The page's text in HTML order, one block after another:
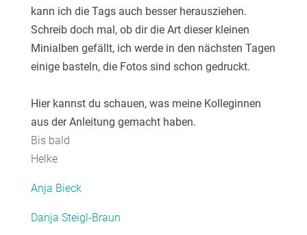
kann ich die Tags auch besser herausziehen.
Schreib doch mal, ob dir die Art dieser kleinen
Minialben gefällt, ich werde in den nächsten Tagen
einige basteln, die Fotos sind schon gedruckt.
Hier kannst du schauen, was meine Kolleginnen
aus der Anleitung gemacht haben.
Bis bald
Helke
Anja Bieck
Danja Steigl-Braun